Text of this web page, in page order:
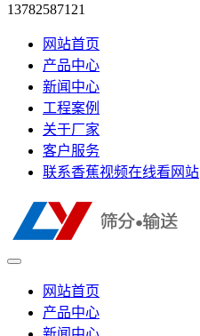
13782587121
网站首页
产品中心
新闻中心
工程案例
关于厂家
客户服务
联系香蕉视频在线看网站
网站首页
产品中心